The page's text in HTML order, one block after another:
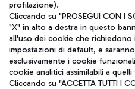
Aeroporti di Roma S.p.A. -
coordinamento di Mundys S.p.A.
profilazione).
Cliccando su "PROSEGUI CON I
"X" in alto a destra in questo
all'uso dei cookie che
impostazioni di default, e
esclusivamente i cookie
cookie analitici assimilabili a quelli
Cliccando su "ACCETTA TUTTI I